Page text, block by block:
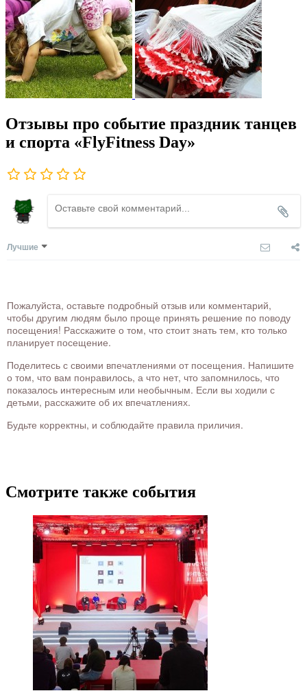
Отзывы про событие праздник танцев
и спорта «FlyFitness Day»
Лучшие
Пожалуйста, оставьте подробный отзыв или комментарий,
чтобы другим людям было проще принять решение по поводу
посещения! Расскажите о том, что стоит знать тем, кто только
планирует посещение.
Поделитесь с своими впечатлениями от посещения. Напишите
о том, что вам понравилось, а что нет, что запомнилось, что
показалось интересным или необычным. Если вы ходили с
детьми, расскажите об их впечатлениях.
Будьте корректны, и соблюдайте правила приличия.
Смотрите также события